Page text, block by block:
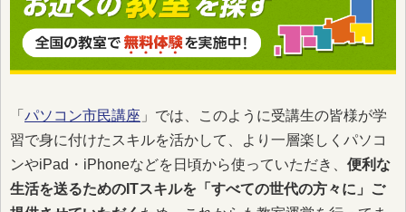
「 パソコン市民講座 」では、このように受講生の皆様が学
習で身に付けたスキルを活かして、より一層楽しくパソコ
ンやiPad・iPhoneなどを日頃から使っていただき、 便利な
生活を送るためのITスキルを「すべての世代の方々に」ご